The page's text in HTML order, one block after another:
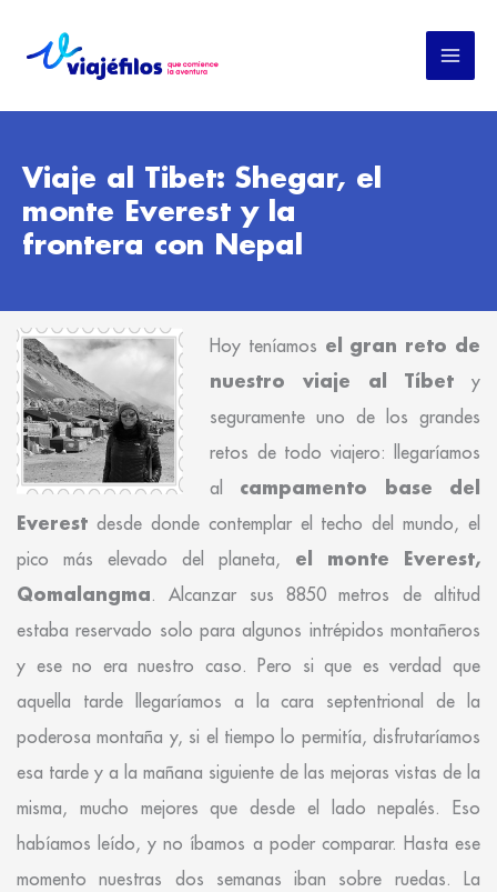
Viaje al Tibet: Shegar, el
monte Everest y la
frontera con Nepal
Hoy teníamos el gran reto de
nuestro viaje al Tíbet y
seguramente uno de los grandes
retos de todo viajero: llegaríamos
al campamento base del
Everest desde donde contemplar el techo del mundo, el
pico más elevado del planeta, el monte Everest,
Qomalangma. Alcanzar sus 8850 metros de altitud
estaba reservado solo para algunos intrépidos montañeros
y ese no era nuestro caso. Pero si que es verdad que
aquella tarde llegaríamos a la cara septentrional de la
poderosa montaña y, si el tiempo lo permitía, disfrutaríamos
esa tarde y a la mañana siguiente de las mejoras vistas de la
misma, mucho mejores que desde el lado nepalés. Eso
habíamos leído, y no íbamos a poder comparar. Hasta ese
momento nuestras dos semanas iban sobre ruedas. La